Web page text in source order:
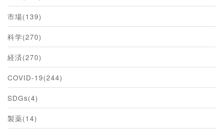
市場(139)
科学(270)
経済(270)
COVID-19(244)
SDGs(4)
製薬(14)